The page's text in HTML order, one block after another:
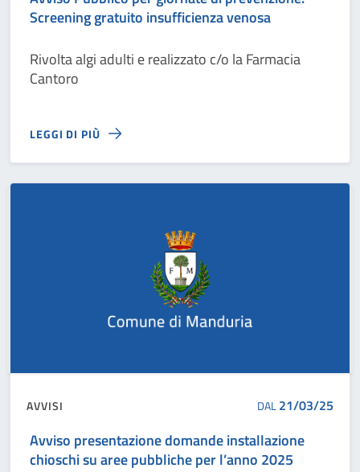
Screening gratuito insufficienza venosa
Rivolta algi adulti e realizzato c/o la Farmacia
Cantoro
LEGGI DI PIÙ
AVVISI DAL21/03/25
Avviso presentazione domande installazione
chioschi su aree pubbliche per l’anno 2025